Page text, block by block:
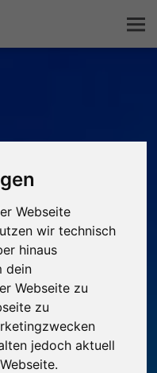
Webseite
wir technisch
hinaus
dein
Webseite zu
zu
jedoch aktuell
entdecken
registrieren